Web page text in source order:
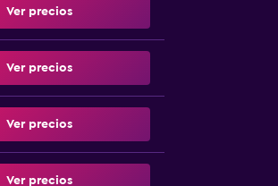
Ver precios
Ver precios
Ver precios
Ver precios